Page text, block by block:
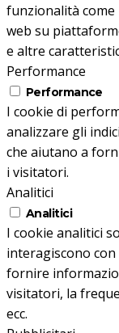
funzionalità come
web su
e altre
Performance
Performance
I cookie di
analizzare gli
che aiutano a
i visitatori.
Analitici
Analitici
I cookie analitici
interagiscono
fornire
visitatori, la
ecc.